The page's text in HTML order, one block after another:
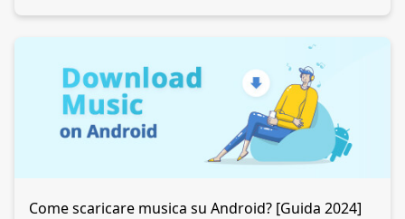
Come scaricare musica su Android? [Guida 2024]